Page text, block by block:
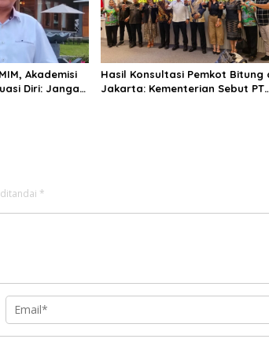
Akademisi
Diri: Jangan
Hasil Konsultasi Pemkot Bitung
Jakarta: Kementerian Sebut PT
*